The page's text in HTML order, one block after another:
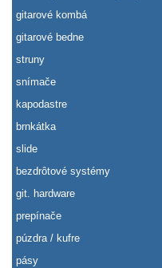
gitarové kombá
gitarové bedne
struny
snímače
kapodastre
brnkátka
slide
bezdrôtové systémy
git. hardware
prepínače
púzdra / kufre
pásy